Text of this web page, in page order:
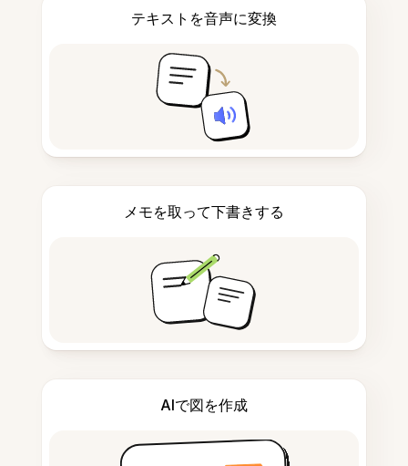
テキストを音声に変換
メモを取って下書きする
AIで図を作成